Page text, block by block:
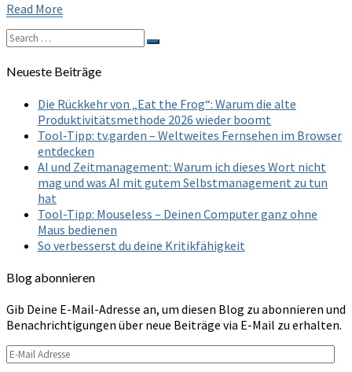
Read More
Search
for:
Search
Neueste Beiträge
Die Rückkehr von „Eat the Frog“: Warum die alte
Produktivitätsmethode 2026 wieder boomt
Tool-Tipp: tv.garden – Weltweites Fernsehen im Browser
entdecken
AI und Zeitmanagement: Warum ich dieses Wort nicht
mag und was AI mit gutem Selbstmanagement zu tun
hat
Tool-Tipp: Mouseless – Deinen Computer ganz ohne
Maus bedienen
So verbesserst du deine Kritikfähigkeit
Blog abonnieren
Gib Deine E-Mail-Adresse an, um diesen Blog zu abonnieren und
Benachrichtigungen über neue Beiträge via E-Mail zu erhalten.
E-
Mail